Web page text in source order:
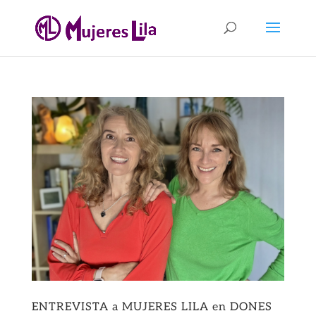
ENTREVISTA a MUJERES LILA en DONES